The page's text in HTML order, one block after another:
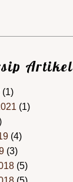
Artikel
(1)
(1)
(4)
(3)
(5)